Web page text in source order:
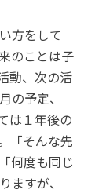
方をして
のことは子
動、次の活
の予定、
は１年後の
「そんな先
何度も同じ
ますが、